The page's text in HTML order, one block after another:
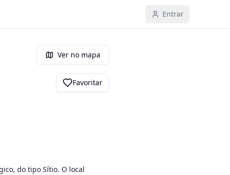
Entrar
Ver no mapa
Favoritar
do tipo Sítio. O local